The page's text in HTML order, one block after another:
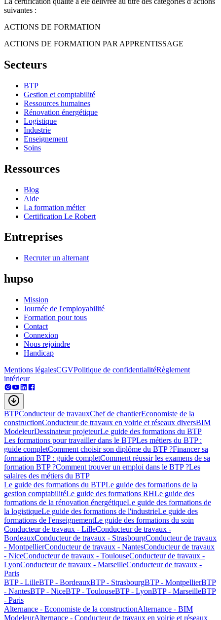
suivantes :
ACTIONS DE FORMATION
ACTIONS DE FORMATION PAR APPRENTISSAGE
Secteurs
BTP
Gestion et comptabilité
Ressources humaines
Rénovation énergétique
Logistique
Industrie
Enseignement
Soins
Ressources
Blog
Aide
La formation métier
Certification Le Robert
Entreprises
Recruter un alternant
hupso
Mission
Journée de l'employabilité
Formation pour tous
Contact
Connexion
Nous rejoindre
Handicap
Mentions légalesCGVPolitique de confidentialitéRèglement
intérieur
BTPConducteur de travauxChef de chantierEconomiste de la
constructionConducteur de travaux en voirie et réseaux diversBIM
ModeleurDessinateur projeteurLe guide des formations du BTP
Les formations pour travailler dans le BTPLes métiers du BTP :
guide completComment choisir son diplôme du BTP ?Financer sa
formation BTP : guide completComment réussir les examens de sa
formation BTP ?Comment trouver un emploi dans le BTP ?Les
salaires des métiers du BTP
Le guide des formations du BTPLe guide des formations de la
gestion comptabilitéLe guide des formations RHLe guide des
formations de la rénovation énergétiqueLe guide des formations de
la logistiqueLe guide des formations de l'industrieLe guide des
formations de l'enseignementLe guide des formations du soin
Conducteur de travaux - LilleConducteur de travaux -
BordeauxConducteur de travaux - StrasbourgConducteur de travaux
- MontpellierConducteur de travaux - NantesConducteur de travaux
- NiceConducteur de travaux - ToulouseConducteur de travaux -
LyonConducteur de travaux - MarseilleConducteur de travaux -
Paris
BTP - LilleBTP - BordeauxBTP - StrasbourgBTP - MontpellierBTP
- NantesBTP - NiceBTP - ToulouseBTP - LyonBTP - MarseilleBTP
- Paris
Alternance - Economiste de la constructionAlternance - BIM
ModeleurAlternance - Conducteur de travaux en voirie et réseaux